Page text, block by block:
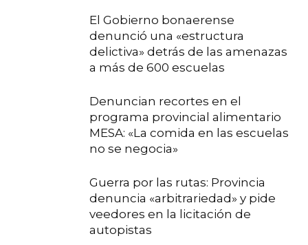
El Gobierno bonaerense
denunció una «estructura
delictiva» detrás de las amenazas
a más de 600 escuelas
Denuncian recortes en el
programa provincial alimentario
MESA: «La comida en las escuelas
no se negocia»
Guerra por las rutas: Provincia
denuncia «arbitrariedad» y pide
veedores en la licitación de
autopistas